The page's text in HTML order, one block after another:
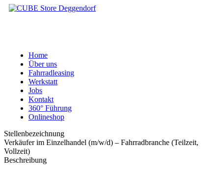
Home
Über uns
Fahrradleasing
Werkstatt
Jobs
Kontakt
360° Führung
Onlineshop
Stellenbezeichnung
Verkäufer im Einzelhandel (m/w/d) – Fahrradbranche (Teilzeit,
Vollzeit)
Beschreibung